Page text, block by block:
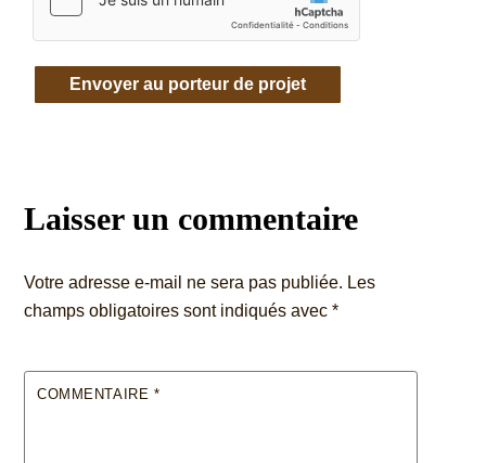
Laisser un commentaire
Votre adresse e-mail ne sera pas publiée. Les
champs obligatoires sont indiqués avec*
COMMENTAIRE *